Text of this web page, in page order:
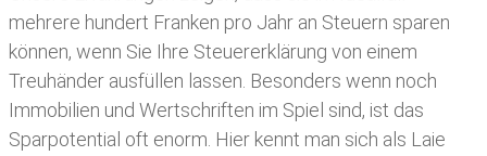
mehrere hundert Franken pro Jahr an Steuern sparen
können, wenn Sie Ihre Steuererklärung von einem
Treuhänder ausfüllen lassen . Besonders wenn noch
Immobilien und Wertschriften im Spiel sind, ist das
Sparpotential oft enorm. Hier kennt man sich als Laie